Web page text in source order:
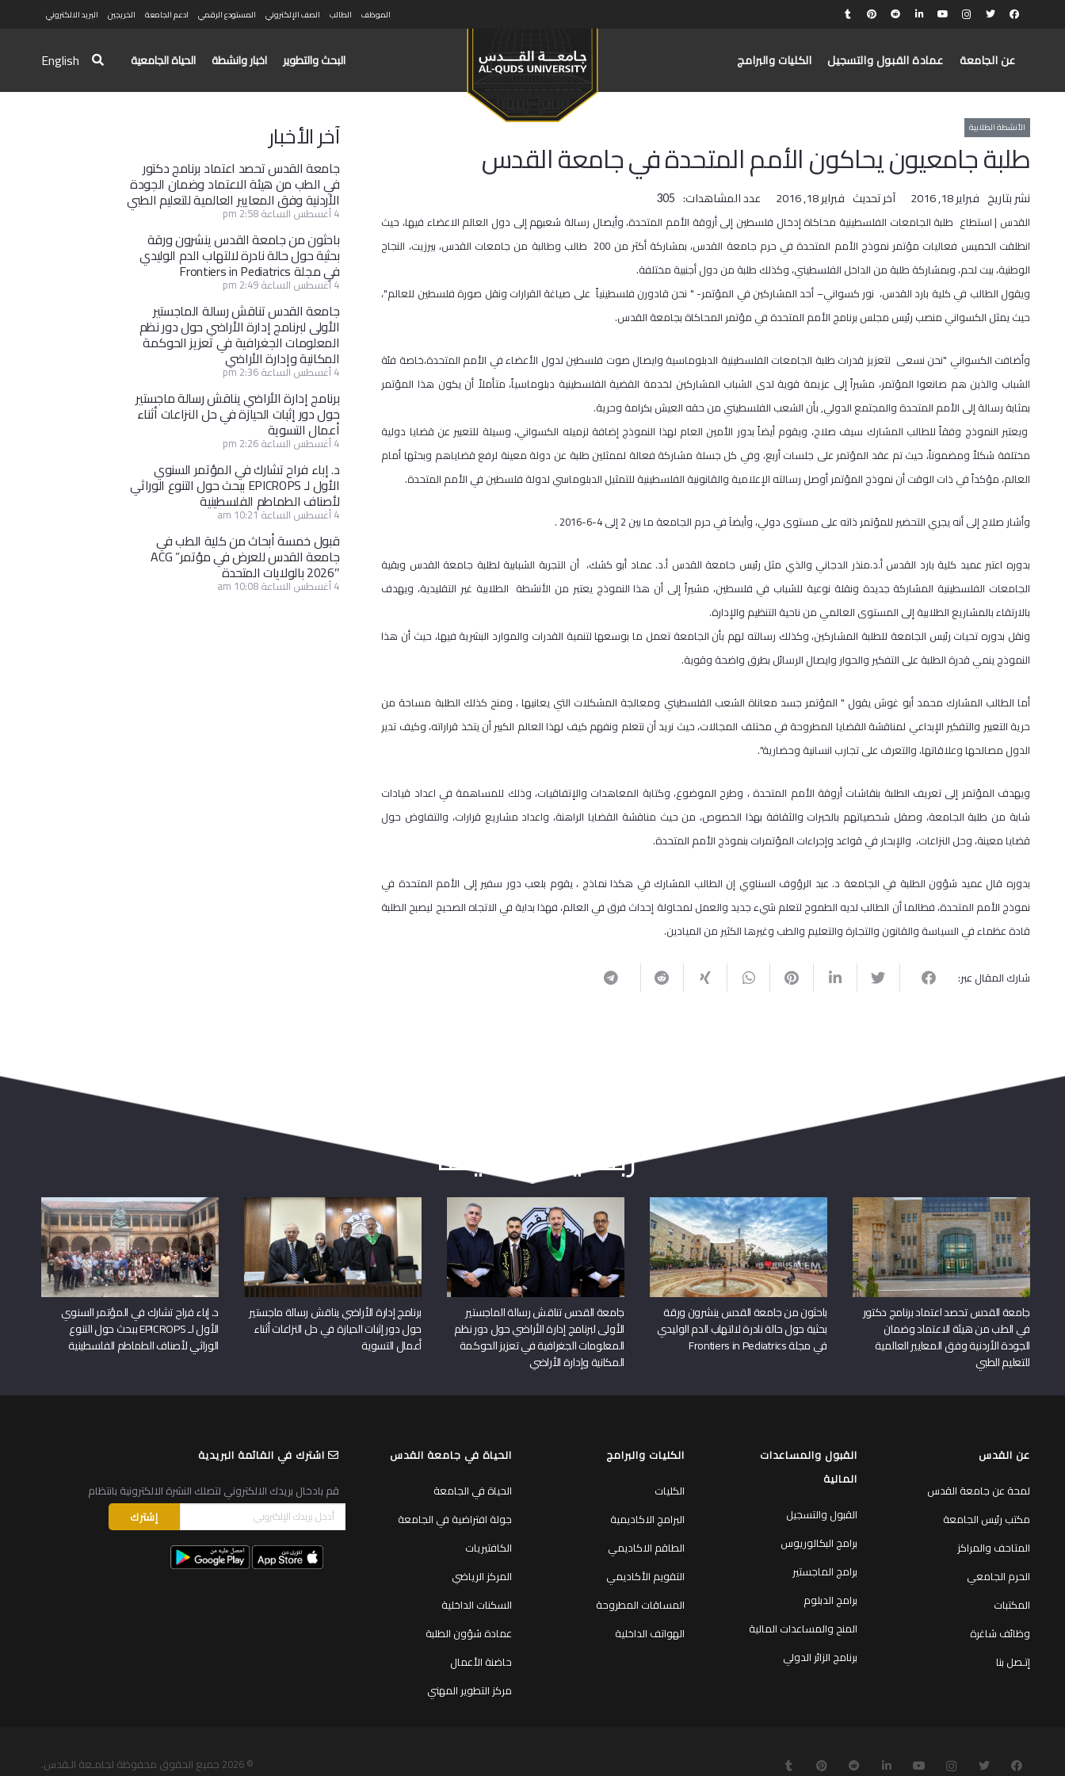
الموظف الطالب الصف الإلكتروني المستودع الرقمي ادعم الجامعة الخريجين البريد الالكتروني
عن الجامعة عمادة القبول والتسجيل الكليات والبرامج البحث والتطوير اخبار وانشطة الحياة الجامعية English
الأنشطة الطلابية
طلبة جامعيون يحاكون الأمم المتحدة في جامعة القدس
نشر بتاريخ فبراير 18, 2016 آخر تحديث فبراير 18, 2016 عدد المشاهدات: 305
القدس | استطاع طلبة الجامعات الفلسطينية محاكاة إدخال فلسطين إلى أروقة الأمم المتحدة، وأيصال رسالة شعبهم إلى دول العالم الاعضاء فيها، حيث
انطلقت الخميس فعاليات مؤتمر نموذج الأمم المتحدة في حرم جامعة القدس، بمشاركة أكثر من 200 طالب وطالبة من جامعات القدس، بيرزيت، النجاح
الوطنية، بيت لحم، وبمشاركة طلبة من الداخل الفلسطيني، وكذلك طلبة من دول أجنبية مختلفة.
ويقول الطالب في كلية بارد القدس، نور كسواني– أحد المشاركين في المؤتمر- " نحن قادورن فلسطينياً على صياغة القرارات ونقل صورة فلسطين للعالم"،
حيث يمثل الكسواني منصب رئيس مجلس برنامج الأمم المتحدة في مؤتمر المحاكاة بجامعة القدس.
وأضافت الكسواني "نحن نسعى لتعزيز قدرات طلبة الجامعات الفلسطينية الدبلوماسية وايصال صوت فلسطين لدول الأعضاء في الأمم المتحدة،خاصة فئة
الشباب والذين هم صانعوا المؤتمر، مشيراً إلى عزيمة قوية لدى الشباب المشاركين لخدمة القضية الفلسطينية دبلوماسياً، متأملاً أن يكون هذا المؤتمر
بمثابة رسالة إلى الأمم المتحدة والمجتمع الدولي, بأن الشعب الفلسطيني من حقه العيش بكرامة وحرية.
ويعتبر النموذج وفقاً للطالب المشارك سيف صلاح، ويقوم أيضاً بدور الأمين العام لهذا النموذج إضافة لزميله الكسواني، وسيلة للتعبير عن قضايا دولية
مختلفة شكلاً ومضموناً، حيث تم عقد المؤتمر على جلسات أربع، وفي كل جسلة مشاركة فعالة لممثلين طلبة عن دولة معينة لرفع قضاياهم وبحثها أمام
العالم، مؤكداً في ذات الوقت أن نموذج المؤتمر أوصل رسالته الإعلامية والقانونية الفلسطينية للتمثيل الدبلوماسي لدولة فلسطين في الأمم المتحدة.
وأشار صلاح إلى أنه يجري التحضير للمؤتمر ذاته على مستوى دولي، وأيضاَ في حرم الجامعة ما بين 2 إلى 4-6-2016 .
بدوره اعتبر عميد كلية بارد القدس أ.د.منذر الدجاني والذي مثل رئيس جامعة القدس أ.د. عماد أبو كشك، أن التجربة الشبابية لطلبة جامعة القدس وبقية
الجامعات الفلسطينية المشاركة جديدة ونقلة نوعية للشباب في فلسطين، مشيراً إلى أن هذا النموذج يعتبر من الأنشطة الطلابية غير التقليدية، ويهدف
بالارتقاء بالمشاريع الطلابية إلى المستوى العالمي من ناحية التنظيم والإدارة.
ونقل بدوره تحيات رئيس الجامعة للطلبة المشاركين، وكذلك رسالته لهم بأن الجامعة تعمل ما بوسعها لتنمية القدرات والموارد البشرية فيها، حيث أن هذا
النموذج ينمي قدرة الطلبة على التفكير والحوار وايصال الرسائل بطرق واضحة وقوية.
أما الطالب المشارك محمد أبو غوش يقول " المؤتمر جسد معاناة الشعب الفلسطيني ومعالجة المشكلات التي يعانيها ، ومنح كذلك الطلبة مساحة من
حرية التعبير والتفكير الإبداعي لمناقشة القضايا المطروحة في مختلف المجالات، حيث نريد أن نتعلم ونفهم كيف لهذا العالم الكبير أن يتخذ قراراته، وكيف تدير
الدول مصالحها وعلاقاتها، والتعرف على تجارب انسانية وحضارية".
ويهدف المؤتمر إلى تعريف الطلبة بنقاشات أروقة الأمم المتحدة ، وطرح الموضوع، وكتابة المعاهدات والإتفاقيات، وذلك للمساهمة في اعداد قيادات
شابة من طلبة الجامعة، وصقل شخصياتهم بالخبرات والثقافة بهذا الخصوص، من حيث مناقشة القضايا الراهنة، واعداد مشاريع قرارات، والتفاوض حول
قضايا معينة، وحل النزاعات، والإبحار في قواعد وإجراءات المؤتمرات بنموذج الأمم المتحدة.
بدوره قال عميد شؤون الطلبة في الجامعة د. عبد الرؤوف السناوي إن الطالب المشارك في هكذا نماذج ، يقوم بلعب دور سفير إلى الأمم المتحدة في
نموذج الأمم المتحدة، فطالما أن الطالب لديه الطموح لتعلم شيء جديد والعمل لمحاولة إحداث فرق في العالم، فهذا بداية في الاتجاه الصحيح ليصبح الطلبة
قادة عظماء في السياسة والقانون والتجارة والتعليم والطب وغيرها الكثير من الميادين.
شارك المقال عبر:
آخر الأخبار
جامعة القدس تحصد اعتماد برنامج دكتور
في الطب من هيئة الاعتماد وضمان الجودة
الأردنية وفق المعايير العالمية للتعليم الطبي
4 أغسطس الساعة 2:58 pm
باحثون من جامعة القدس ينشرون ورقة
بحثية حول حالة نادرة لالتهاب الدم الوليدي
في مجلة Frontiers in Pediatrics
4 أغسطس الساعة 2:49 pm
جامعة القدس تناقش رسالة الماجستير
الأولى لبرنامج إدارة الأراضي حول دور نظم
المعلومات الجغرافية في تعزيز الحوكمة
المكانية وإدارة الأراضي
4 أغسطس الساعة 2:36 pm
برنامج إدارة الأراضي يناقش رسالة ماجستير
حول دور إثبات الحيازة في حل النزاعات أثناء
أعمال التسوية
4 أغسطس الساعة 2:26 pm
د. إباء فراح تشارك في المؤتمر السنوي
الأول لـ EPICROPS ببحث حول التنوع الوراثي
لأصناف الطماطم الفلسطينية
4 أغسطس الساعة 10:21 am
قبول خمسة أبحاث من كلية الطب في
جامعة القدس للعرض في مؤتمر” ACG
2026″ بالولايات المتحدة
4 أغسطس الساعة 10:08 am
ربما يعجبك أيضا
جامعة القدس تحصد اعتماد برنامج دكتور
في الطب من هيئة الاعتماد وضمان
الجودة الأردنية وفق المعايير العالمية
للتعليم الطبي
باحثون من جامعة القدس ينشرون ورقة
بحثية حول حالة نادرة لالتهاب الدم الوليدي
في مجلة Frontiers in Pediatrics
جامعة القدس تناقش رسالة الماجستير
الأولى لبرنامج إدارة الأراضي حول دور نظم
المعلومات الجغرافية في تعزيز الحوكمة
المكانية وإدارة الأراضي
برنامج إدارة الأراضي يناقش رسالة ماجستير
حول دور إثبات الحيازة في حل النزاعات أثناء
أعمال التسوية
د. إباء فراح تشارك في المؤتمر السنوي
الأول لـ EPICROPS ببحث حول التنوع
الوراثي لأصناف الطماطم الفلسطينية
عن القدس
لمحة عن جامعة القدس
مكتب رئيس الجامعة
المتاحف والمراكز
الحرم الجامعي
المكتبات
وظائف شاغرة
إتـصل بنا
القبول والمساعدات
المالية
القبول والتسجيل
برامج البكالوريوس
برامج الماجستير
برامج الدبلوم
المنح والمساعدات المالية
برنامج الزائر الدولي
الكليات والبرامج
الكليات
البرامج الاكاديمية
الطاقم الاكاديمي
التقويم الأكاديمي
المساقات المطروحة
الهواتف الداخلية
الحياة في جامعة القدس
الحياة في الجامعة
جولة افتراضية في الجامعة
الكافتيريات
المركز الرياضي
السكنات الداخلية
عمادة شؤون الطلبة
حاضنة الأعمال
مركز التطوير المهني
اشترك في القائمة البريدية
قم بادخال بريدك الالكتروني لتصلك النشرة الالكترونية بانتظام
© 2026 جميع الحقوق محفوظة لجامـعة الـقدس.